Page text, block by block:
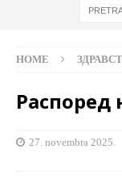
МЕДИЦИНСКИ
HOME
Распоред
27. novembra 2025.